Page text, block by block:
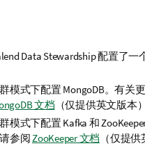
Data Stewardship配置了一
模式下配置 MongoDB。有关
文档 （仅提供英文版本）
模式下配置 Kafka 和
参阅ZooKeeper 文档 （仅提供